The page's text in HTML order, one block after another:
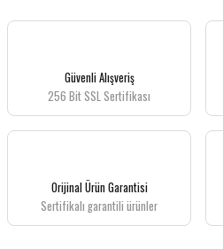
Güvenli Alışveriş
256 Bit SSL Sertifikası
Orijinal Ürün Garantisi
Sertifikalı garantili ürünler